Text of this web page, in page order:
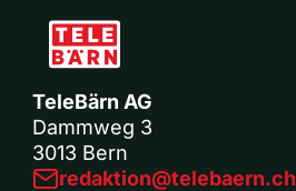
TeleBärn AG
Dammweg 3
3013 Bern
redaktion@telebaern.ch